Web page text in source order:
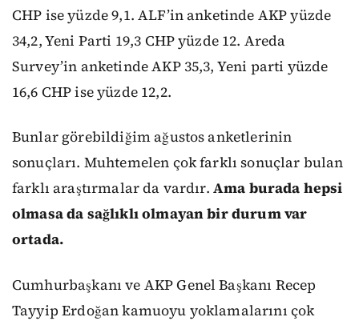
CHP ise yüzde 9,1. ALF’in anketinde AKP yüzde
34,2, Yeni Parti 19,3 CHP yüzde 12. Areda
Survey’in anketinde AKP 35,3, Yeni parti yüzde
16,6 CHP ise yüzde 12,2.
Bunlar görebildiğim ağustos anketlerinin
sonuçları. Muhtemelen çok farklı sonuçlar bulan
farklı araştırmalar da vardır. Ama burada hepsi
olmasa da sağlıklı olmayan bir durum var
ortada.
Cumhurbaşkanı ve AKP Genel Başkanı Recep
Tayyip Erdoğan kamuoyu yoklamalarını çok